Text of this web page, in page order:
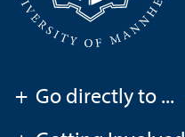
+ Go directly to ...